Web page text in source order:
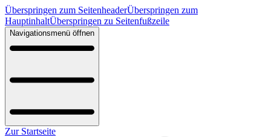
Überspringen zum SeitenheaderÜberspringen zum
HauptinhaltÜberspringen zu Seitenfußzeile
Navigationsmenü öffnen
Zur Startseite